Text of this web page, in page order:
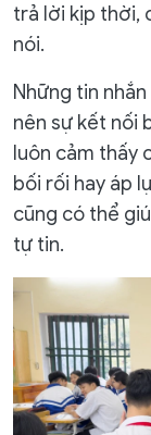
trả lời kịp thời,
nói.
Những tin
nên sự kết nối
luôn cảm thấy
bối rối hay áp
cũng có thể
tự tin.